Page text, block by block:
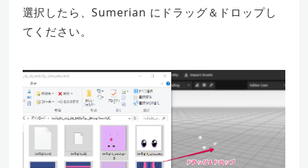
選択したら、Sumerian にドラッグ＆ドロップし
てください。